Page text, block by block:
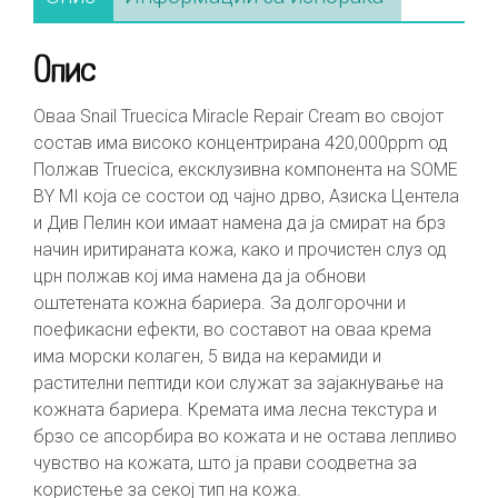
Опис
Оваа Snail Truecica Miracle Repair Cream во својот
состав има високо концентрирана 420,000ppm од
Полжав Truecica, ексклузивна компонента на SOME
BY MI која се состои од чајно дрво, Азиска Центела
и Див Пелин кои имаат намена да ја смират на брз
начин иритираната кожа, како и прочистен слуз од
црн полжав кој има намена да ја обнови
оштетената кожна бариера. За долгорочни и
поефикасни ефекти, во составот на оваа крема
има морски колаген, 5 вида на керамиди и
растителни пептиди кои служат за зајакнување на
кожната бариера. Кремата има лесна текстура и
брзо се апсорбира во кожата и не остава лепливо
чувство на кожата, што ја прави соодветна за
користење за секој тип на кожа.